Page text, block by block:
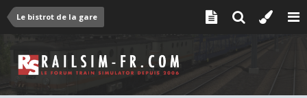
Le bistrot de la gare